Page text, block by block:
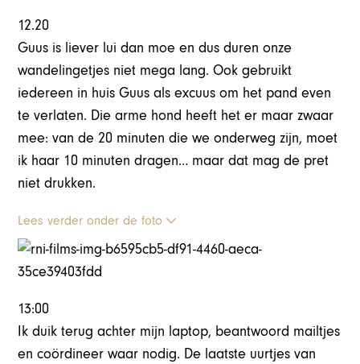
12.20
Guus is liever lui dan moe en dus duren onze
wandelingetjes niet mega lang. Ook gebruikt
iedereen in huis Guus als excuus om het pand even
te verlaten. Die arme hond heeft het er maar zwaar
mee: van de 20 minuten die we onderweg zijn, moet
ik haar 10 minuten dragen… maar dat mag de pret
niet drukken.
Lees verder onder de foto
13:00
Ik duik terug achter mijn laptop, beantwoord mailtjes
en coördineer waar nodig. De laatste uurtjes van